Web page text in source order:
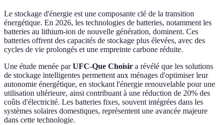
Le stockage d'énergie est une composante clé de la transition
énergétique. En 2026, les technologies de batteries, notamment les
batteries au lithium-ion de nouvelle génération, dominent. Ces
batteries offrent des capacités de stockage plus élevées, avec des
cycles de vie prolongés et une empreinte carbone réduite.
Une étude menée parUFC-Que Choisir a révélé que les solutions
de stockage intelligentes permettent aux ménages d'optimiser leur
autonomie énergétique, en stockant l'énergie renouvelable pour une
utilisation ultérieure, ainsi contribuant à une réduction de 20% des
coûts d'électricité. Les batteries fixes, souvent intégrées dans les
systèmes solaires domestiques, représentent une avancée majeure
dans cette technologie.